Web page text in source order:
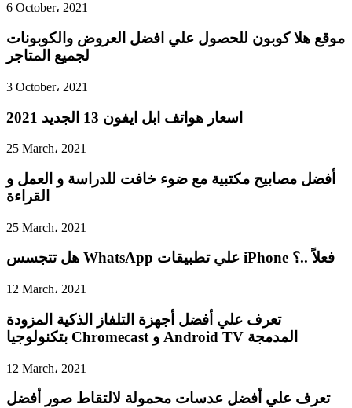
6 October، 2021
موقع هلا كوبون للحصول علي افضل العروض والكوبونات
لجميع المتاجر
3 October، 2021
اسعار هواتف ابل ايفون 13 الجديد 2021
25 March، 2021
أفضل مصابيح مكتبية مع ضوء خافت للدراسة و العمل و
القراءة
25 March، 2021
هل تتجسس WhatsApp علي تطبيقات iPhone فعلاً ..؟
12 March، 2021
تعرف علي أفضل أجهزة التلفاز الذكية المزودة
بتكنولوجيا Chromecast و Android TV المدمجة
12 March، 2021
تعرف علي أفضل عدسات محمولة لالتقاط صور أفضل